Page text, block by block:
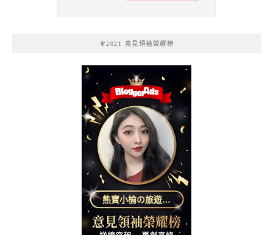
🧚2021 意見領袖榮耀榜
熊寶小榆の旅遊日
記